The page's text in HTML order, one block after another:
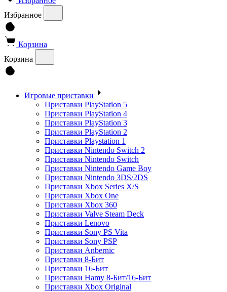
Избранное
Корзина
Корзина
Игровые приставки
Приставки PlayStation 5
Приставки PlayStation 4
Приставки PlayStation 3
Приставки PlayStation 2
Приставки Playstation 1
Приставки Nintendo Switch 2
Приставки Nintendo Switch
Приставки Nintendo Game Boy
Приставки Nintendo 3DS/2DS
Приставки Xbox Series X/S
Приставки Xbox One
Приставки Xbox 360
Приставки Valve Steam Deck
Приставки Lenovo
Приставки Sony PS Vita
Приставки Sony PSP
Приставки Anbernic
Приставки 8-Бит
Приставки 16-Бит
Приставки Hamy 8-Бит/16-Бит
Приставки Xbox Original